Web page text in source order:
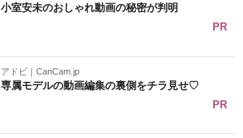
小室安未のおしゃれ動画の秘密が判明
PR
アドビ｜CanCam.jp
専属モデルの動画編集の裏側をチラ見せ♡
PR